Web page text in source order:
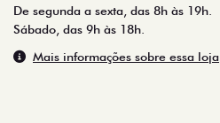
De segunda a sexta, das 8h às 19h.
Sábado, das 9h às 18h.
Mais informações sobre essa loja